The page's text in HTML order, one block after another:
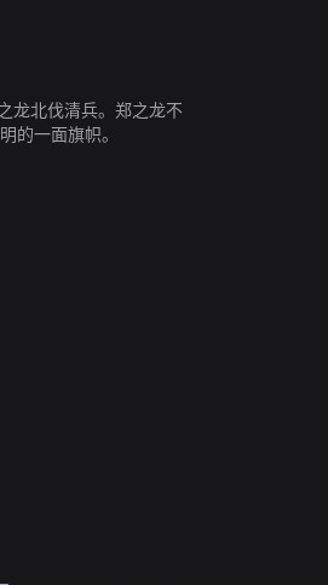
龙北伐清兵。郑之龙不
的一面旗帜。